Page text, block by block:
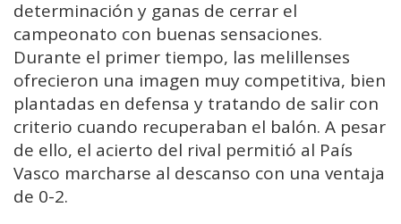
determinación y ganas de cerrar el
campeonato con buenas sensaciones.
Durante el primer tiempo, las melillenses
ofrecieron una imagen muy competitiva, bien
plantadas en defensa y tratando de salir con
criterio cuando recuperaban el balón. A pesar
de ello, el acierto del rival permitió al País
Vasco marcharse al descanso con una ventaja
de 0-2.